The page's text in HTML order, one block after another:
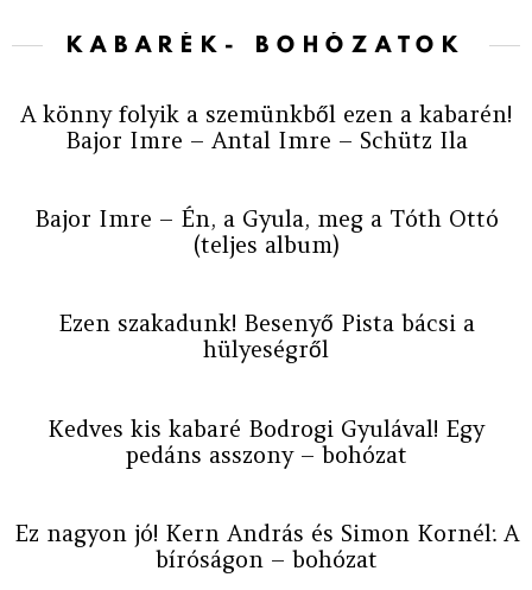
KABARÉK- BOHÓZATOK
A könny folyik a szemünkből ezen a kabarén!
Bajor Imre – Antal Imre – Schütz Ila
Bajor Imre – Én, a Gyula, meg a Tóth Ottó
(teljes album)
Ezen szakadunk! Besenyő Pista bácsi a
hülyeségről
Kedves kis kabaré Bodrogi Gyulával! Egy
pedáns asszony – bohózat
Ez nagyon jó! Kern András és Simon Kornél: A
bíróságon – bohózat